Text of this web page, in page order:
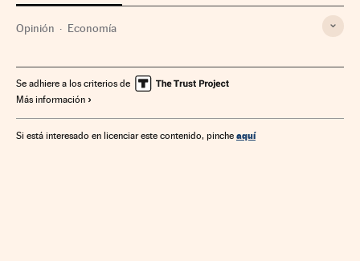
Opinión Economía
Se adhiere a los criterios de
Más información
Si está interesado en licenciar este contenido, pinche aquí